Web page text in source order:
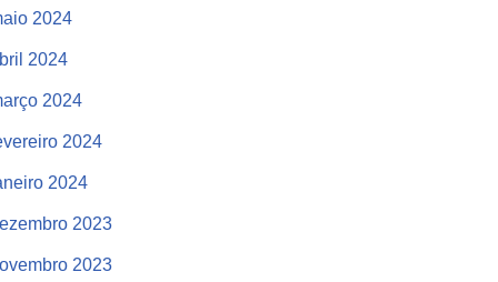
2024
2024
2024
2024
2024
2023
2023